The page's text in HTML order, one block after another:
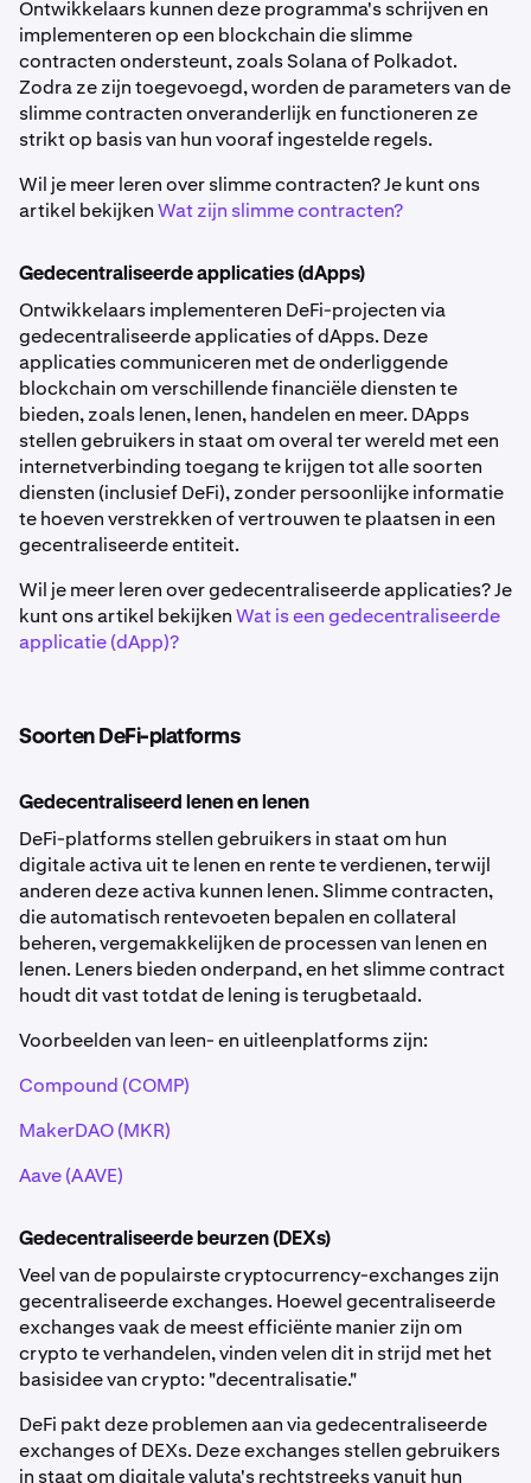
Ontwikkelaars kunnen deze programma's schrijven en
implementeren op een blockchain die slimme
contracten ondersteunt, zoals Solana of Polkadot.
Zodra ze zijn toegevoegd, worden de parameters van de
slimme contracten onveranderlijk en functioneren ze
strikt op basis van hun vooraf ingestelde regels.
Wil je meer leren over slimme contracten? Je kunt ons
artikel bekijkenWat zijn slimme contracten?
Gedecentraliseerde applicaties (dApps)
Ontwikkelaars implementeren DeFi-projecten via
gedecentraliseerde applicaties of dApps. Deze
applicaties communiceren met de onderliggende
blockchain om verschillende financiële diensten te
bieden, zoals lenen, lenen, handelen en meer. DApps
stellen gebruikers in staat om overal ter wereld met een
internetverbinding toegang te krijgen tot alle soorten
diensten (inclusief DeFi), zonder persoonlijke informatie
te hoeven verstrekken of vertrouwen te plaatsen in een
gecentraliseerde entiteit.
Wil je meer leren over gedecentraliseerde applicaties? Je
kunt ons artikel bekijkenWat is een gedecentraliseerde
applicatie (dApp)?
Soorten DeFi-platforms
Gedecentraliseerd lenen en lenen
DeFi-platforms stellen gebruikers in staat om hun
digitale activa uit te lenen en rente te verdienen, terwijl
anderen deze activa kunnen lenen. Slimme contracten,
die automatisch rentevoeten bepalen en collateral
beheren, vergemakkelijken de processen van lenen en
lenen. Leners bieden onderpand, en het slimme contract
houdt dit vast totdat de lening is terugbetaald.
Voorbeelden van leen- en uitleenplatforms zijn:
Compound (COMP)
MakerDAO (MKR)
Aave (AAVE)
Gedecentraliseerde beurzen (DEXs)
Veel van de populairste cryptocurrency-exchanges zijn
gecentraliseerde exchanges. Hoewel gecentraliseerde
exchanges vaak de meest efficiënte manier zijn om
crypto te verhandelen, vinden velen dit in strijd met het
basisidee van crypto: "decentralisatie."
DeFi pakt deze problemen aan via gedecentraliseerde
exchanges of DEXs. Deze exchanges stellen gebruikers
in staat om digitale valuta's rechtstreeks vanuit hun